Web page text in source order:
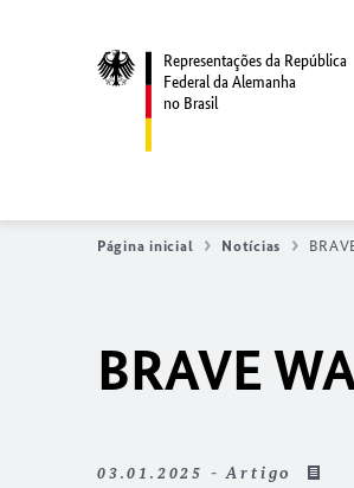
Representações da República
Federal da Alemanha
no Brasil
Página inicial Notícias
BRAVE
03.01.2025 - Artigo